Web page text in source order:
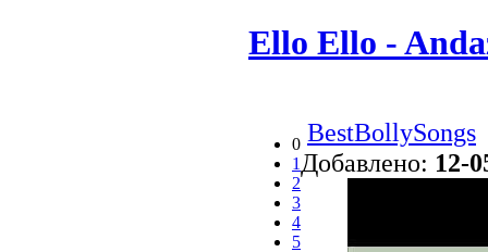
Ello Ello -
0
1
2
3
4
5
BestBollySongs
Добавлено: 12-